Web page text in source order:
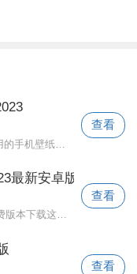
：屏保壁纸大全是一款非常实用的手机壁纸软件。该软件拥有全网最流行的壁纸资源。所有壁纸资源都是免费的。您可以一键搜索您想要的壁纸类型
查看
最新安卓版
：4399游戏盒下载安装正版免费版本下载这里的所有游戏下载资源都是最新的，用户可以更好的获取自己喜欢的最佳游戏下载资源包，而且还有实时
查看
查看